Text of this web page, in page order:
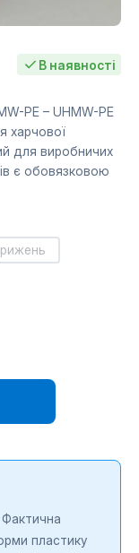
В наявності
PE – UHMW-PE
харчової
для виробничих
є обовязковою
Фактична
пластику